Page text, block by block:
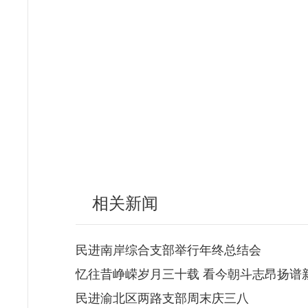
相关新闻
民进南岸综合支部举行年终总结会
忆往昔峥嵘岁月三十载 看今朝斗志昂扬谱
民进渝北区两路支部周末庆三八